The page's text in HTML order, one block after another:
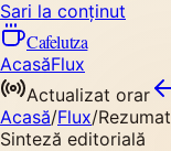
Sari la conținut
Cafelutza
AcasăFlux
Actualizat orar
Acasă/Flux/Rezumat
Sinteză editorială